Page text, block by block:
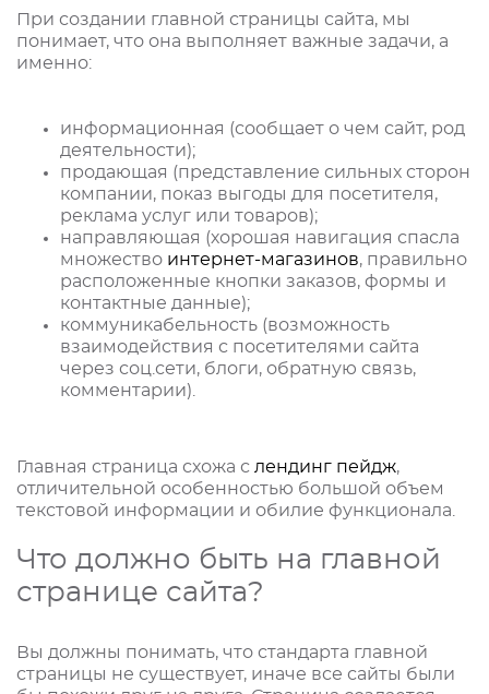
При создании главной страницы сайта, мы
понимает, что она выполняет важные задачи, а
именно:
информационная (сообщает о чем сайт, род
деятельности);
продающая (представление сильных сторон
компании, показ выгоды для посетителя,
реклама услуг или товаров);
направляющая (хорошая навигация спасла
множество интернет-магазинов, правильно
расположенные кнопки заказов, формы и
контактные данные);
коммуникабельность (возможность
взаимодействия с посетителями сайта
через соц.сети, блоги, обратную связь,
комментарии).
Главная страница схожа с лендинг пейдж,
отличительной особенностью большой объем
текстовой информации и обилие функционала.
Что должно быть на главной
странице сайта?
Вы должны понимать, что стандарта главной
страницы не существует, иначе все сайты были